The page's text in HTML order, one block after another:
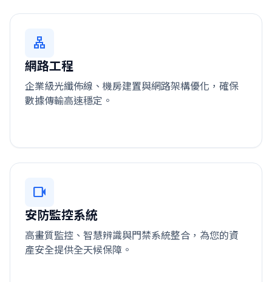
lan
網路工程
企業級光纖佈線、機房建置與網路架構優化，確保
數據傳輸高速穩定。
videocam
安防監控系統
高畫質監控、智慧辨識與門禁系統整合，為您的資
產安全提供全天候保障。